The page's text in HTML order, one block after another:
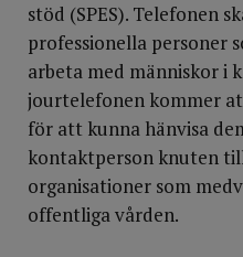
stöd (SPES). Telefonen
professionella personer
arbeta med människor i
jourtelefonen kommer
för att kunna hänvisa
kontaktperson knuten
organisationer som
offentliga vården.